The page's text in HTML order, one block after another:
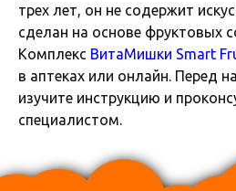
трех лет, он не содержит
сделан на основе фруктовых
Комплекс ВитаМишки Smart
в аптеках или онлайн. Перед
изучите инструкцию и
специалистом.